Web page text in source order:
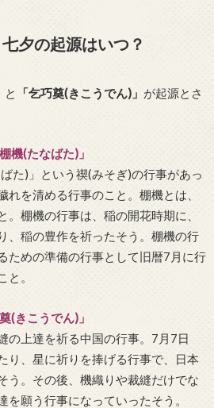
夕の起源はいつ？
と 「乞巧奠(きこうでん)」 が起源とさ
機(たなばた)」
た)」という禊(みそぎ)の行事があっ
れを清める行事のこと。棚機とは、
。棚機の行事は、稲の開花時期に、
、稲の豊作を祈ったそう。棚機の行
ための準備の行事として旧暦7月に行
と。
(きこうでん)」
の上達を祈る中国の行事。7月7日
り、星に祈りを捧げる行事で、日本
う。その後、機織りや裁縫だけでな
を願う行事になっていったそう。